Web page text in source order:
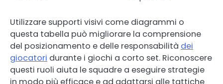
Utilizzare supporti visivi come diagrammi o
questa tabella può migliorare la comprensione
del posizionamento e delle responsabilità dei
giocatori durante i giochi a corto set. Riconoscere
questi ruoli aiuta le squadre a eseguire strategie
in modo più efficace e ad adattarsi alle tattiche